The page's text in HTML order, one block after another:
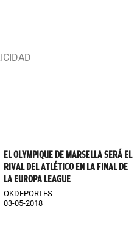
EL OLYMPIQUE DE MARSELLA SERÁ EL
RIVAL DEL ATLÉTICO EN LA FINAL DE
LA EUROPA LEAGUE
OKDEPORTES
03-05-2018